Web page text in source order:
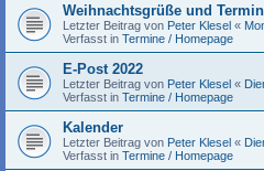
Weihnachtsgrüße und
Letzter Beitrag von Peter Klesel «
Verfasst in Termine / Homepage
E-Post 2022
Letzter Beitrag von Peter Klesel «
Verfasst in Termine / Homepage
Kalender
Letzter Beitrag von Peter Klesel «
Verfasst in Termine / Homepage